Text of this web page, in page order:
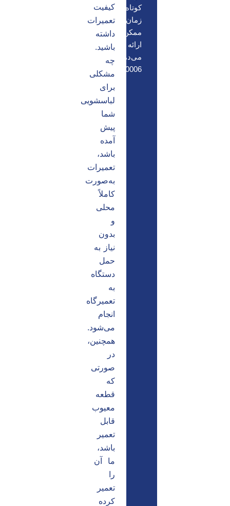
کوتاه‌ترین
زمان
ممکن
ارائه
می‌دهد.
02136640006
کیفیت
تعمیرات
داشته
باشید.
چه
مشکلی
برای
لباسشویی
شما
پیش
آمده
باشد،
تعمیرات
به‌صورت
کاملاً
محلی
و
بدون
نیاز به
حمل
دستگاه
به
تعمیرگاه
انجام
می‌شود.
همچنین،
در
صورتی
که
قطعه
معیوب
قابل
تعمیر
باشد،
ما آن
را
تعمیر
کرده